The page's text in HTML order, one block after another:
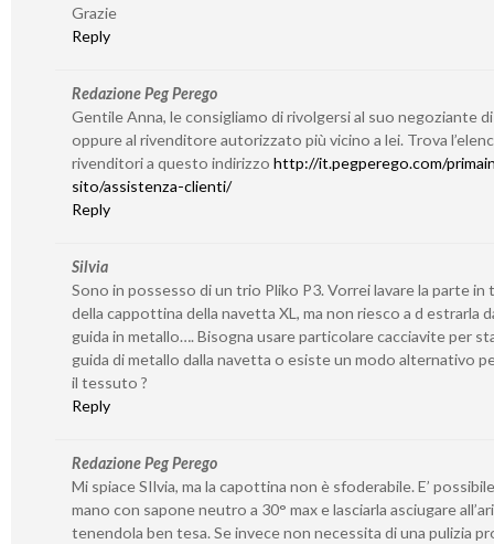
Grazie
Reply
Redazione Peg Perego
Gentile Anna, le consigliamo di rivolgersi al suo negoziante
oppure al rivenditore autorizzato più vicino a lei. Trova
rivenditori a questo indirizzo http://it.pegperego.com/
sito/assistenza-clienti/
Reply
Silvia
Sono in possesso di un trio Pliko P3. Vorrei lavare la parte in
della cappottina della navetta XL, ma non riesco a d estrarla
guida in metallo…. Bisogna usare particolare cacciavite per
guida di metallo dalla navetta o esiste un modo alternativo
il tessuto ?
Reply
Redazione Peg Perego
Mi spiace SIlvia, ma la capottina non è sfoderabile. E’
mano con sapone neutro a 30° max e lasciarla asciugare
tenendola ben tesa. Se invece non necessita di una pulizia